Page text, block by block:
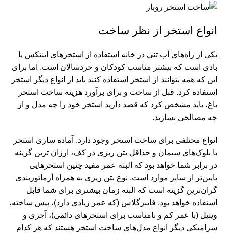
انواع استخر از نظر ساخت
یکی از راه‌های آب تنی در خانه استفاده از استخرهای اینتکس یا
بادی است که بیشتر مناسب کودکان و خردسالان است. اما برای
این که همه بتوانند از استخر استفاده کنند باید از انواع دیگر استخر
استفاده کرد. قبل از ساخت و برای برآورد هزینه ﺳﺎﺧﺖ اﺳﺘﺨﺮ
ﺑﺎغ، باید مشخص کرد که قصد دارید استخر خود را چه مدل و از
چه مصالحی بسازید.
انواع مختلفی برای ساخت استخر وجود دارد. آماده سازی استخر
با بلوک‌های سیمان و حداقل بتن ریزی در کف، ارزان ترین گزینه
در برابر شما خواهد بود که البته عمر مفید چنین استخرهایی
پایین‌تر از سایر موارد است. نوع بتن ریزی به همراه آرماتوربندی
گران‌ترین گزینه است که البته زمان بیشتری برای شما قابل
استفاده خواهد بود. فایبرگلاس (که عمر زیادی دارد)، پیش ساخته،
وینیل (با عمر کم و نامناسب برای استخرهای دائمی)، آجری و
سرامیکی دیگر انواع مدل‌های ساخت استخر هستند که هر کدام